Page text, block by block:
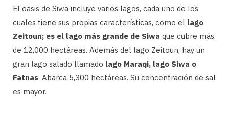
El oasis de Siwa incluye varios lagos, cada uno de los
cuales tiene sus propias características, como el lago
Zeitoun; es el lago más grande de Siwa que cubre más
de 12,000 hectáreas. Además del lago Zeitoun, hay un
gran lago salado llamado lago Maraqi, lago Siwa o
Fatnas. Abarca 5,300 hectáreas. Su concentración de sal
es mayor.